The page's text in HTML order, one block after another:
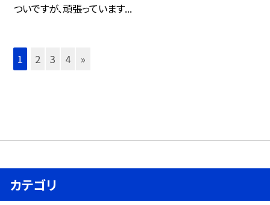
ついですが、頑張っています...
1 2 3 4 »
カテゴリ